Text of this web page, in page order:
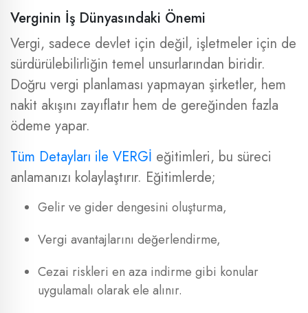
Verginin İş Dünyasındaki Önemi
Vergi, sadece devlet için değil, işletmeler için de
sürdürülebilirliğin temel unsurlarından biridir.
Doğru vergi planlaması yapmayan şirketler, hem
nakit akışını zayıflatır hem de gereğinden fazla
ödeme yapar.
Tüm Detayları ile VERGİ eğitimleri, bu süreci
anlamanızı kolaylaştırır. Eğitimlerde;
Gelir ve gider dengesini oluşturma,
Vergi avantajlarını değerlendirme,
Cezai riskleri en aza indirme gibi konular
uygulamalı olarak ele alınır.